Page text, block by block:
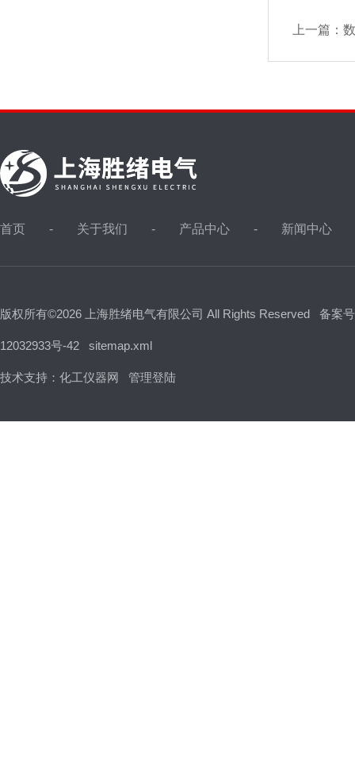
上一篇：
首页 关于我们 产品中心 新闻中心
版权所有©2026 上海胜绪电气有限公司 All Rights Reserved 备案
12032933号-42 sitemap.xml
技术支持： 化工仪器网 管理登陆